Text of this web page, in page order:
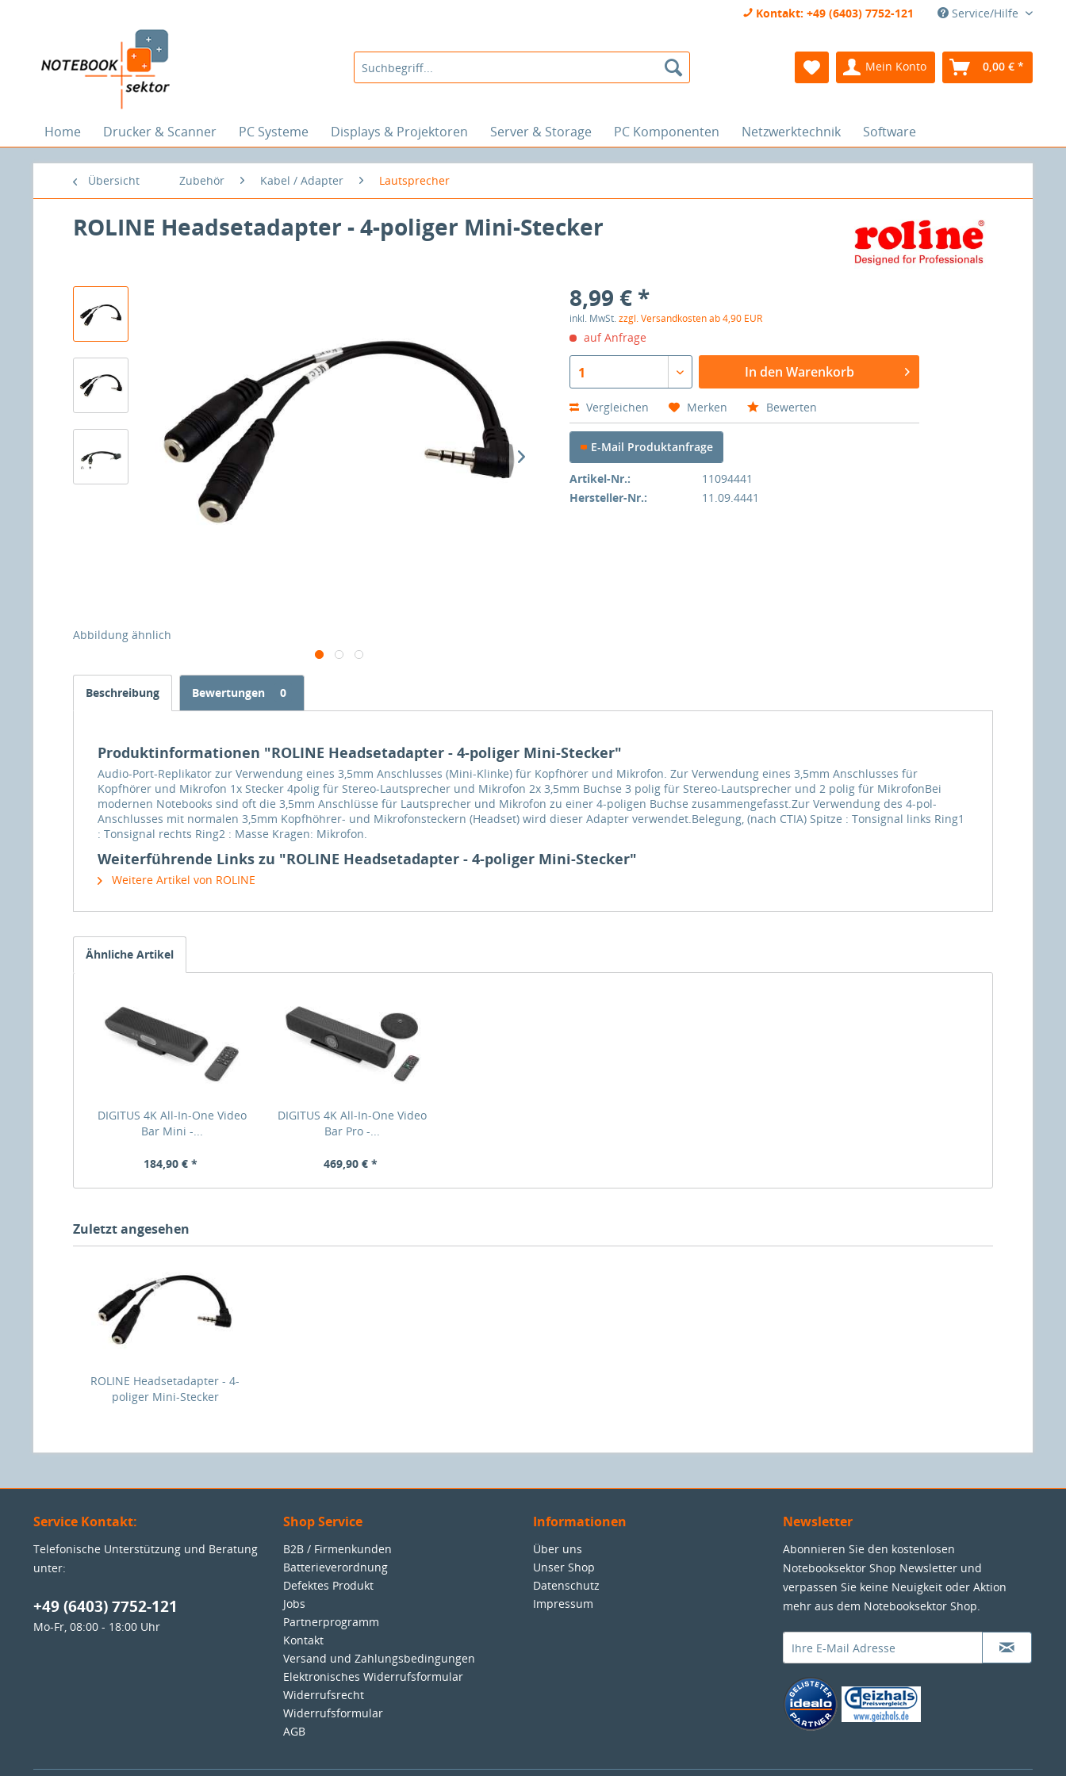
Kontakt: +49 (6403) 7752-121 Service/Hilfe
Mein Konto 0,00 € *
Home Drucker & Scanner PC Systeme Displays & Projektoren Server & Storage PC Komponenten Netzwerktechnik Software
Übersicht Zubehör Kabel / Adapter Lautsprecher
ROLINE Headsetadapter - 4-poliger Mini-Stecker
Abbildung ähnlich
8,99 € *
inkl. MwSt.zzgl. Versandkosten ab 4,90 EUR
auf Anfrage
1 In den Warenkorb
Vergleichen Merken Bewerten
E-Mail Produktanfrage
Artikel-Nr.:
11094441
Hersteller-Nr.:
11.09.4441
Beschreibung Bewertungen 0
Produktinformationen "ROLINE Headsetadapter - 4-poliger Mini-Stecker"
Audio-Port-Replikator zur Verwendung eines 3,5mm Anschlusses (Mini-Klinke) für Kopfhörer und Mikrofon. Zur Verwendung eines 3,5mm Anschlusses für
Kopfhörer und Mikrofon 1x Stecker 4polig für Stereo-Lautsprecher und Mikrofon 2x 3,5mm Buchse 3 polig für Stereo-Lautsprecher und 2 polig für MikrofonBei
modernen Notebooks sind oft die 3,5mm Anschlüsse für Lautsprecher und Mikrofon zu einer 4-poligen Buchse zusammengefasst.Zur Verwendung des 4-pol-
Anschlusses mit normalen 3,5mm Kopfhöhrer- und Mikrofonsteckern (Headset) wird dieser Adapter verwendet.Belegung, (nach CTIA) Spitze : Tonsignal links Ring1
: Tonsignal rechts Ring2 : Masse Kragen: Mikrofon.
Weiterführende Links zu "ROLINE Headsetadapter - 4-poliger Mini-Stecker"
Weitere Artikel von ROLINE
Ähnliche Artikel
DIGITUS 4K All-In-One Video
Bar Mini -...
184,90 € *
DIGITUS 4K All-In-One Video
Bar Pro -...
469,90 € *
Zuletzt angesehen
ROLINE Headsetadapter - 4-
poliger Mini-Stecker
Service Kontakt:
Telefonische Unterstützung und Beratung
unter:
+49 (6403) 7752-121
Mo-Fr, 08:00 - 18:00 Uhr
Shop Service
B2B / Firmenkunden
Batterieverordnung
Defektes Produkt
Jobs
Partnerprogramm
Kontakt
Versand und Zahlungsbedingungen
Elektronisches Widerrufsformular
Widerrufsrecht
Widerrufsformular
AGB
Informationen
Über uns
Unser Shop
Datenschutz
Impressum
Newsletter
Abonnieren Sie den kostenlosen
Notebooksektor Shop Newsletter und
verpassen Sie keine Neuigkeit oder Aktion
mehr aus dem Notebooksektor Shop.